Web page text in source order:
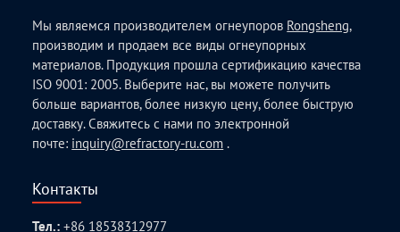
Мы являемся производителем огнеупоров Rongsheng,
производим и продаем все виды огнеупорных
материалов. Продукция прошла сертификацию качества
ISO 9001: 2005. Выберите нас, вы можете получить
больше вариантов, более низкую цену, более быструю
доставку. Свяжитесь с нами по электронной
почте: inquiry@refractory-ru.com .
Контакты
Тел.:+86 18538312977